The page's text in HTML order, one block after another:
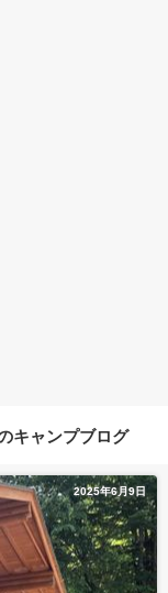
キャンプブログ
2025年6月9日